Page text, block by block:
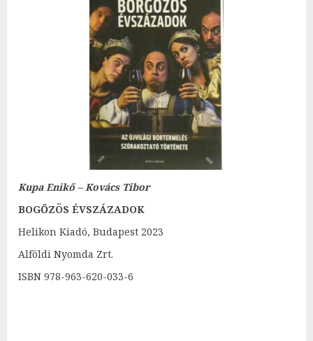
Kupa Enikő – Kovács Tibor
BOGŐZÖS ÉVSZÁZADOK
Helikon Kiadó, Budapest 2023
Alföldi Nyomda Zrt.
ISBN 978-963-620-033-6